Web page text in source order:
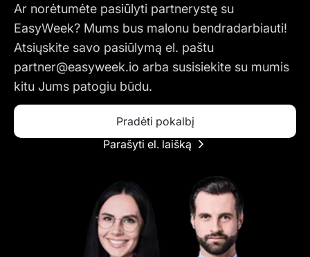
Ar norėtumėte pasiūlyti partnerystę su
EasyWeek? Mums bus malonu bendradarbiauti!
Atsiųskite savo pasiūlymą el. paštu
partner@easyweek.io arba susisiekite su mumis
kitu Jums patogiu būdu.
Pradėti pokalbį
Parašyti el. laišką